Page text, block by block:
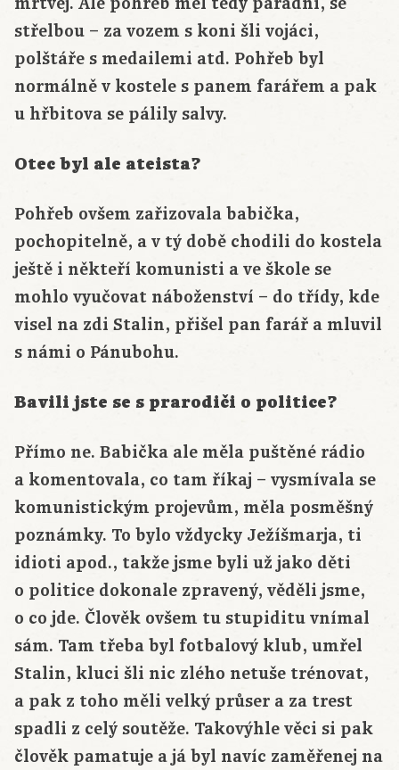
střelbou – za vozem s koni šli vojáci,
polštáře s medailemi atd. Pohřeb byl
normálně v kostele s panem farářem a pak
u hřbitova se pálily salvy.
Otec byl ale ateista?
Pohřeb ovšem zařizovala babička,
pochopitelně, a v tý době chodili do kostela
ještě i někteří komunisti a ve škole se
mohlo vyučovat náboženství – do třídy, kde
visel na zdi Stalin, přišel pan farář a mluvil
s námi o Pánubohu.
Bavili jste se s prarodiči o politice?
Přímo ne. Babička ale měla puštěné rádio
a komentovala, co tam říkaj – vysmívala se
komunistickým projevům, měla posměšný
poznámky. To bylo vždycky Ježíšmarja, ti
idioti apod., takže jsme byli už jako děti
o politice dokonale zpravený, věděli jsme,
o co jde. Člověk ovšem tu stupiditu vnímal
sám. Tam třeba byl fotbalový klub, umřel
Stalin, kluci šli nic zlého netuše trénovat,
a pak z toho měli velký průser a za trest
spadli z celý soutěže. Takovýhle věci si pak
člověk pamatuje a já byl navíc zaměřenej na